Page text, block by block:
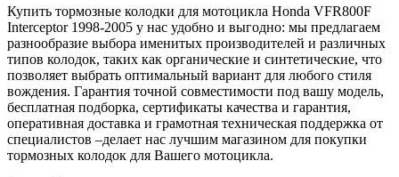
Купить тормозные колодки для мотоцикла Honda VFR800F
Interceptor 1998-2005 у нас удобно и выгодно: мы предлагаем
разнообразие выбора именитых производителей и различных
типов колодок, таких как органические и синтетические, что
позволяет выбрать оптимальный вариант для любого стиля
вождения. Гарантия точной совместимости под вашу модель,
бесплатная подборка, сертификаты качества и гарантия,
оперативная доставка и грамотная техническая поддержка от
специалистов –делает нас лучшим магазином для покупки
тормозных колодок для Вашего мотоцикла.